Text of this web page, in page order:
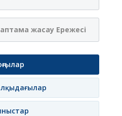
жасау Ережесі